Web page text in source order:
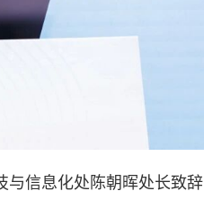
信息化处陈朝晖处长致辞